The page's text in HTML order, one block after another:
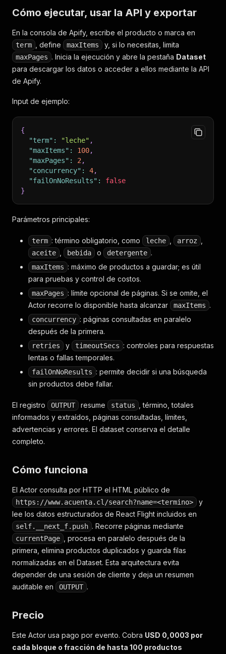
Cómo ejecutar, usar la API y exportar
En la consola de Apify, escribe el producto o marca en
term , define maxItems y, si lo necesitas, limita
maxPages . Inicia la ejecución y abre la pestaña Dataset
para descargar los datos o acceder a ellos mediante la API
de Apify.
Input de ejemplo:
{
"term" : "leche" ,
"maxItems" : 100,
"maxPages" : 2 ,
"concurrency" : 4,
"failOnNoResults" :
false
}
Parámetros principales:
term : término obligatorio, como leche arroz
aceite bebida o detergente .
maxItems : máximo de productos a guardar; es útil
para pruebas y control de costos.
maxPages : límite opcional de páginas. Si se omite, el
Actor recorre lo disponible hasta alcanzar
maxItems .
concurrency : páginas consultadas en paralelo
después de la primera.
retries y timeoutSecs : controles para respuestas
lentas o fallas temporales.
failOnNoResults : permite decidir si una búsqueda
sin productos debe fallar.
El registro OUTPUT resume status
, término, totales
informados y extraídos, páginas consultadas, límites,
advertencias y errores. El dataset conserva el detalle
completo.
Cómo funciona
El Actor consulta por HTTP el HTML público de
https://www.acuenta.cl/search?name=<termino>
y
lee los datos estructurados de React Flight incluidos en
self.__next_f.push . Recorre páginas mediante
currentPage
, procesa en paralelo después de la
primera, elimina productos duplicados y guarda filas
normalizadas en el Dataset. Esta arquitectura evita
depender de una sesión de cliente y deja un resumen
auditable en
OUTPUT .
Precio
Este Actor usa pago por evento. Cobra USD 0,0003 por
cada bloque o fracción de hasta 100 productos